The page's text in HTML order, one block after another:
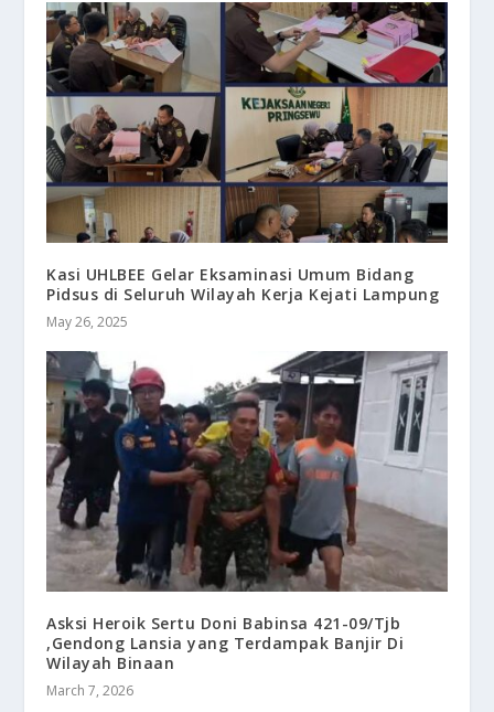
Kasi UHLBEE Gelar Eksaminasi Umum Bidang
Pidsus di Seluruh Wilayah Kerja Kejati Lampung
May 26, 2025
Asksi Heroik Sertu Doni Babinsa 421-09/Tjb
,Gendong Lansia yang Terdampak Banjir Di
Wilayah Binaan
March 7, 2026